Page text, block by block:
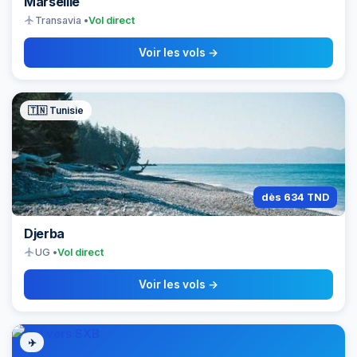
flight Transavia •Vol direct
Voir les vols →
🇹🇳 Tunisie
dès 634 TND
Djerba
flightUG •Vol direct
Voir les vols →
✈️